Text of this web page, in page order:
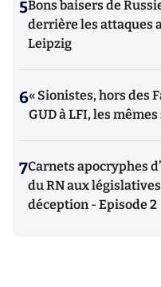
5Bons baisers de
derrière les attaques
Leipzig
6« Sionistes, hors des
GUD à LFI, les
7Carnets apocryphes
du RN aux
déception - Episode 2